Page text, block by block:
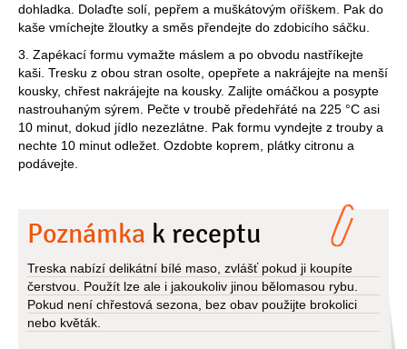
dohladka. Dolaďte solí, pepřem a muškátovým oříškem. Pak do
kaše vmíchejte žloutky a směs přendejte do zdobicího sáčku.
3. Zapékací formu vymažte máslem a po obvodu nastříkejte
kaši. Tresku z obou stran osolte, opepřete a nakrájejte na menší
kousky, chřest nakrájejte na kousky. Zalijte omáčkou a posypte
nastrouhaným sýrem. Pečte v troubě předehřáté na 225 °C asi
10 minut, dokud jídlo nezezlátne. Pak formu vyndejte z trouby a
nechte 10 minut odležet. Ozdobte koprem, plátky citronu a
podávejte.
Poznámka k receptu
Treska nabízí delikátní bílé maso, zvlášť pokud ji koupíte
čerstvou. Použít lze ale i jakoukoliv jinou bělomasou rybu.
Pokud není chřestová sezona, bez obav použijte brokolici
nebo květák.